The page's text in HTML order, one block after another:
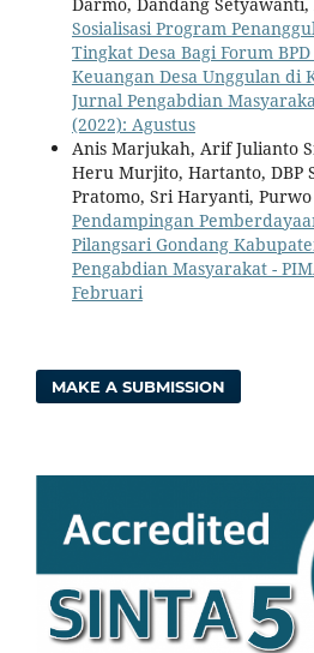
Sosialisasi Program
Tingkat Desa Bagi Forum
Keuangan Desa Unggulan di
Jurnal Pengabdian
(2022): Agustus
Anis Marjukah, Arif Julianto
Heru Murjito, Hartanto, DBP
Pratomo, Sri Haryanti,
Pendampingan
Pilangsari Gondang
Pengabdian Masyarakat -
Februari
MAKE A SUBMISSION